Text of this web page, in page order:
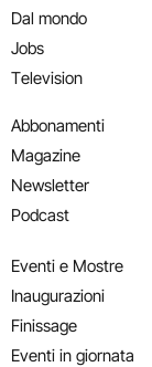
Dal mondo
Jobs
Television
Abbonamenti
Magazine
Newsletter
Podcast
Eventi e Mostre
Inaugurazioni
Finissage
Eventi in giornata